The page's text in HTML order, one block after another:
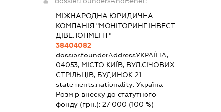
МІЖНАРОДНА ЮРИДИЧНА
КОМПАНІЯ "МОНІТОРИНГ ІНВЕСТ
ДІВЕЛОПМЕНТ"
38404082
dossier.founderAddressУКРАЇНА,
04053, МІСТО КИЇВ, ВУЛ.СІЧОВИХ
СТРІЛЬЦІВ, БУДИНОК 21
statements.nationality: Україна
Розмір внеску до статутного
фонду (грн.): 27 000 (100 %)